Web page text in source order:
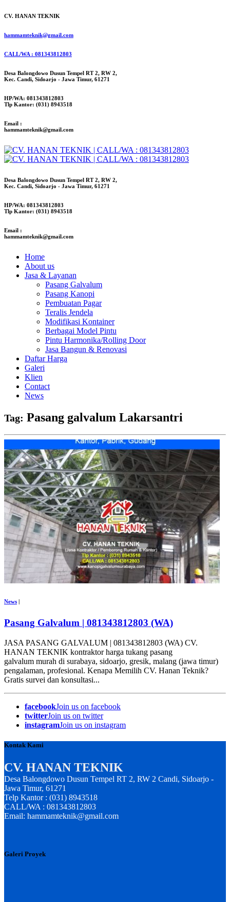
CV. HANAN TEKNIK
hammamteknik@gmail.com
CALL/WA : 081343812803
Desa Balongdowo Dusun Tempel RT 2, RW 2,
Kec. Candi, Sidoarjo - Jawa Timur, 61271
HP/WA: 081343812803
Tlp Kantor: (031) 8943518
Email :
hammamteknik@gmail.com
Desa Balongdowo Dusun Tempel RT 2, RW 2,
Kec. Candi, Sidoarjo - Jawa Timur, 61271
HP/WA: 081343812803
Tlp Kantor: (031) 8943518
Email :
hammamteknik@gmail.com
Home
About us
Jasa & Layanan
Pasang Galvalum
Pasang Kanopi
Pembuatan Pagar
Teralis Jendela
Modifikasi Kontainer
Berbagai Model Pintu
Pintu Harmonika/Rolling Door
Jasa Bangun & Renovasi
Daftar Harga
Galeri
Klien
Contact
News
Tag: Pasang galvalum Lakarsantri
News
Pasang Galvalum | 081343812803 (WA)
JASA PASANG GALVALUM | 081343812803 (WA) CV.
HANAN TEKNIK kontraktor harga tukang pasang
galvalum murah di surabaya, sidoarjo, gresik, malang (jawa timur)
pengalaman, profesional. Kenapa Memilih CV. Hanan Teknik?
Gratis survei dan konsultasi...
facebookJoin us on facebook
twitterJoin us on twitter
instagramJoin us on instagram
Kontak Kami
CV. HANAN TEKNIK
Desa Balongdowo Dusun Tempel RT 2, RW 2 Candi, Sidoarjo -
Jawa Timur, 61271
Telp Kantor : (031) 8943518
CALL/WA : 081343812803
Email: hammamteknik@gmail.com
Galeri Proyek